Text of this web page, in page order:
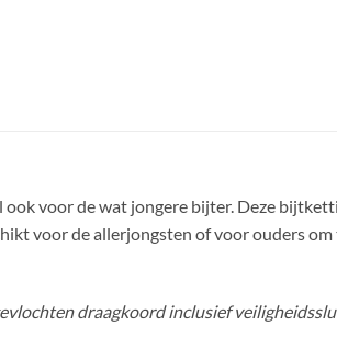
voor de wat jongere bijter. Deze
voor de allerjongsten of voor ouders
draagkoord inclusief